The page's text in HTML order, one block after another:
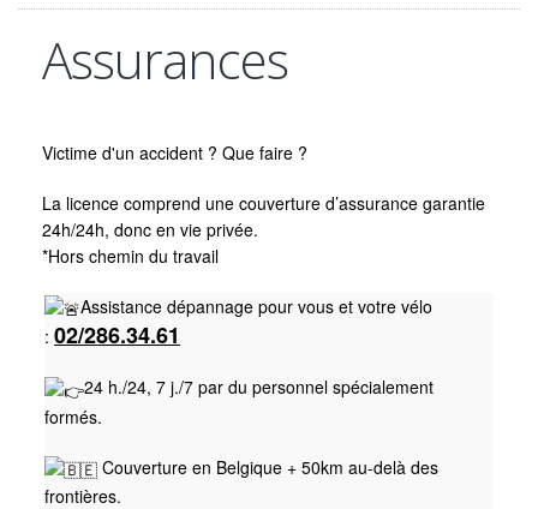
Assurances
Victime d'un accident ? Que faire ?
La licence comprend une couverture d’assurance garantie
24h/24h, donc en vie privée.
*Hors chemin du travail
Assistance dépannage pour vous et votre vélo
: 02/286.34.61
24 h./24, 7 j./7 par du personnel spécialement
formés.
Couverture en Belgique + 50km au-delà des
frontières.